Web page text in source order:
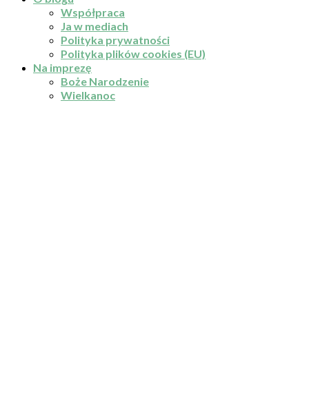
Współpraca
Ja w mediach
Polityka prywatności
Polityka plików cookies (EU)
Na imprezę
Boże Narodzenie
Wielkanoc